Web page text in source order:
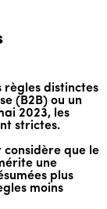
règles distinctes
(B2B) ou un
2023, les
strictes.
considère que le
une
plus
moins